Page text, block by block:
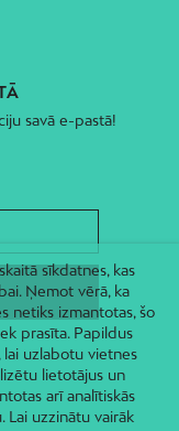
savā e-pastā!
sīkdatnes, kas
Ņemot vērā, ka
netiks izmantotas, šo
prasīta. Papildus
lai uzlabotu vietnes
lietotājus un
arī analītiskās
Lai uzzinātu vairāk